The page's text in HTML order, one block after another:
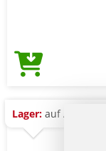
Lager: auf Anfrage